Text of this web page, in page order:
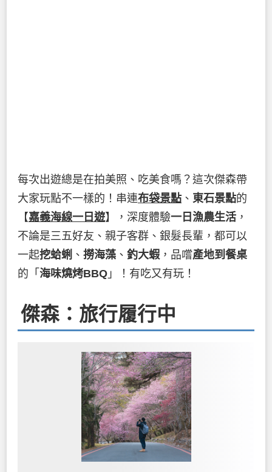
每次出遊總是在拍美照、吃美食嗎？這次傑森帶
大家玩點不一樣的！串連布袋景點 、 東石景點的
【嘉義海線一日遊】，深度體驗一日漁農生活 ，
不論是三五好友、親子客群、銀髮長輩，都可以
一起挖蛤蜊 、 撈海藻 、 釣大蝦 ，品嚐產地到餐桌
的「 海味燒烤BBQ 」！有吃又有玩！
傑森：旅行履行中